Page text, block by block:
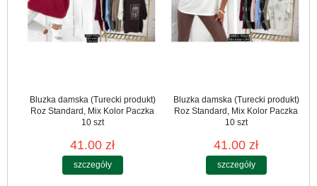
Bluzka damska (Turecki produkt)
Roz Standard, Mix Kolor Paczka
10 szt
41.00 zł
szczegóły
Bluzka damska (Turecki produkt)
Roz Standard, Mix Kolor Paczka
10 szt
41.00 zł
szczegóły